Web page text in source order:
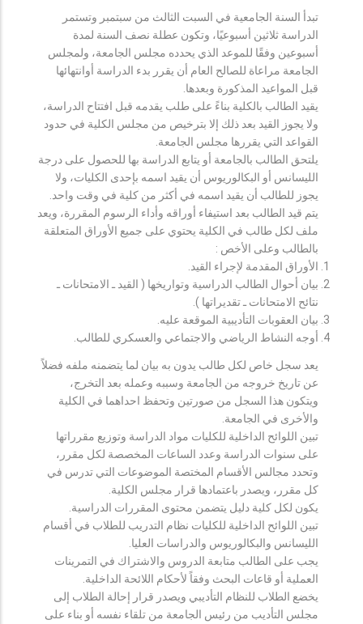
تبدأ السنة الجامعية في السبت الثالث من سبتمبر وتستمر
الدراسة ثلاثين أسبوعيًا، وتكون عطلة نصف السنة لمدة
أسبوعين وفقًا للموعد الذي يحدده مجلس الجامعة، ولمجلس
الجامعة مراعاة للصالح العام أن يقرر بدء الدراسة أوانتهائها
قبل المواعيد المذكورة وبعدها.
يقيد الطالب بالكلية بناءً على طلب يقدمه قبل افتتاح الدراسة،
ولا يجوز القيد بعد ذلك إلا بترخيص من مجلس الكلية في حدود
القواعد التي يقررها مجلس الجامعة.
يلتحق الطالب بالجامعة أو يتابع الدراسة بها للحصول على درجة
الليسانس أو البكالوريوس أن يقيد اسمه بإحدى الكليات، ولا
يجوز للطالب أن يقيد اسمه في أكثر من كلية في وقت واحد.
يتم قيد الطالب بعد استيفاء أوراقه وأداء الرسوم المقررة، ويعد
ملف لكل طالب في الكلية يحتوي على جميع الأوراق المتعلقة
بالطالب وعلى الأخص :
الأوراق المقدمة لإجراء القيد.
بيان أحوال الطالب الدراسية وتواريخها ( القيد ـ الامتحانات ـ
نتائح الامتحانات ـ تقديراتها ).
بيان العقوبات التأديبية الموقعة عليه.
أوجه النشاط الرياضي والاجتماعي والعسكري للطالب.
يعد سجل خاص لكل طالب يدون به بيان لما يتضمنه ملفه فضلاً
عن تاريخ خروجه من الجامعة وسببه وعمله بعد التخرج،
ويتكون هذا السجل من صورتين وتحفظ احداهما في الكلية
والأخرى في الجامعة.
تبين اللوائح الداخلية للكليات مواد الدراسة وتوزيع مقرراتها
على سنوات الدراسة وعدد الساعات المخصصة لكل مقرر،
وتحدد مجالس الأقسام المختصة الموضوعات التي تدرس في
كل مقرر، ويصدر باعتمادها قرار مجلس الكلية.
يكون لكل كلية دليل يتضمن محتوى المقررات الدراسية.
تبين اللوائح الداخلية للكليات نظام التدريب للطلاب في أقسام
الليسانس والبكالوريوس والدراسات العليا.
يجب على الطالب متابعة الدروس والاشتراك في التمرينات
العملية أو قاعات البحث وفقاً لأحكام اللائحة الداخلية.
يخضع الطلاب للنظام التأديبي ويصدر قرار إحالة الطلاب إلى
مجلس التأديب من رئيس الجامعة من تلقاء نفسه أو بناء على